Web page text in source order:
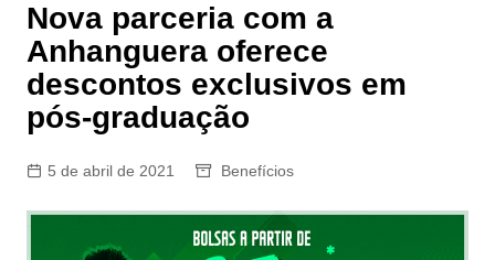
Nova parceria com a
Anhanguera oferece
descontos exclusivos em
pós-graduação
5 de abril de 2021 Benefícios